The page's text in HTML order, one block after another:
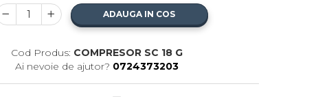
ADAUGA IN COS
Cod Produs: COMPRESOR SC 18 G
Ai nevoie de ajutor? 0724373203